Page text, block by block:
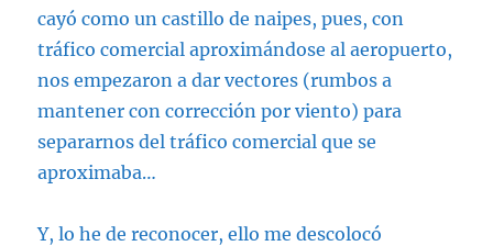
cayó como un castillo de naipes, pues, con
tráfico comercial aproximándose al aeropuerto,
nos empezaron a dar vectores (rumbos a
mantener con corrección por viento) para
separarnos del tráfico comercial que se
aproximaba…
Y, lo he de reconocer, ello me descolocó